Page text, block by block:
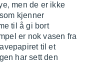
men de er ikke
kjenner
til å gi bort
er nok vasen fra
til et
har sett den